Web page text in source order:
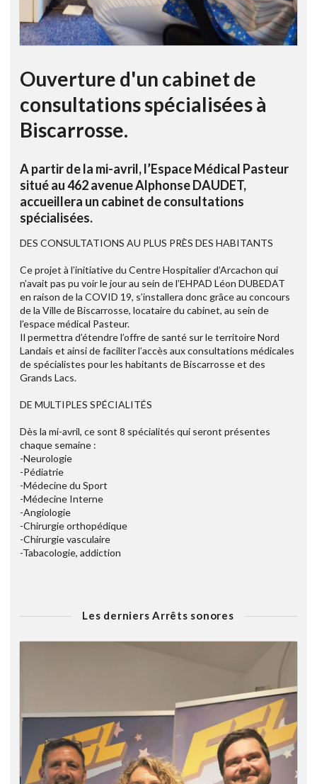
Ouverture d'un cabinet de
consultations spécialisées à
Biscarrosse.
A partir de la mi-avril, l’Espace Médical Pasteur
situé au 462 avenue Alphonse DAUDET,
accueillera un cabinet de consultations
spécialisées.
DES CONSULTATIONS AU PLUS PRÈS DES HABITANTS
Ce projet à l’initiative du Centre Hospitalier d’Arcachon qui
n’avait pas pu voir le jour au sein de l’EHPAD Léon DUBEDAT
en raison de la COVID 19, s’installera donc grâce au concours
de la Ville de Biscarrosse, locataire du cabinet, au sein de
l’espace médical Pasteur.
Il permettra d’étendre l’offre de santé sur le territoire Nord
Landais et ainsi de faciliter l’accès aux consultations médicales
de spécialistes pour les habitants de Biscarrosse et des
Grands Lacs.
DE MULTIPLES SPÉCIALITÉS
Dès la mi-avril, ce sont 8 spécialités qui seront présentes
chaque semaine :
-Neurologie
-Pédiatrie
-Médecine du Sport
-Médecine Interne
-Angiologie
-Chirurgie orthopédique
-Chirurgie vasculaire
-Tabacologie, addiction
Les derniers Arrêts sonores